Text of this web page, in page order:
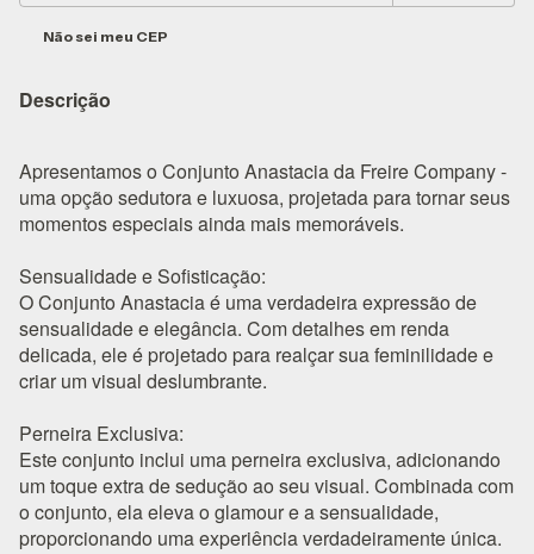
Não sei meu CEP
Descrição
Apresentamos o Conjunto Anastacia da Freire Company -
uma opção sedutora e luxuosa, projetada para tornar seus
momentos especiais ainda mais memoráveis.
Sensualidade e Sofisticação:
O Conjunto Anastacia é uma verdadeira expressão de
sensualidade e elegância. Com detalhes em renda
delicada, ele é projetado para realçar sua feminilidade e
criar um visual deslumbrante.
Perneira Exclusiva:
Este conjunto inclui uma perneira exclusiva, adicionando
um toque extra de sedução ao seu visual. Combinada com
o conjunto, ela eleva o glamour e a sensualidade,
proporcionando uma experiência verdadeiramente única.